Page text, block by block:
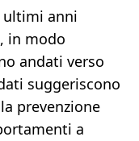
ultimi anni
in modo
andati verso
suggeriscono
prevenzione
a